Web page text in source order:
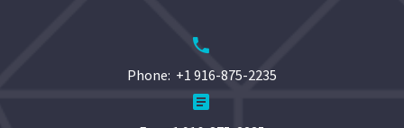


Phone: +1 916-875-2235

